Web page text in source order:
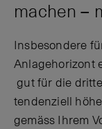
machen –
Insbesondere
Anlagehorizont
gut für die
tendenziell
gemäss Ihrem